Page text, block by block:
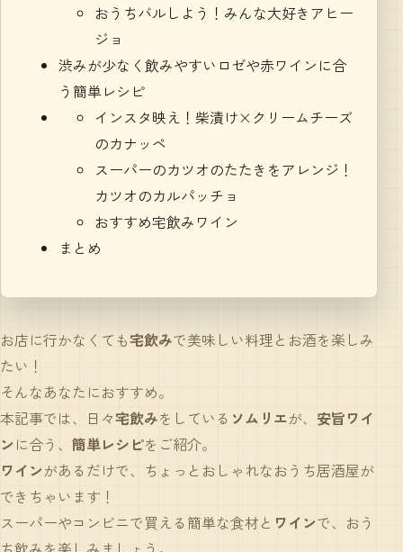
おうちバルしよう！みんな大好きアヒー
ジョ
渋みが少なく飲みやすいロゼや赤ワインに合
う簡単レシピ
インスタ映え！柴漬け×クリームチーズ
のカナッペ
スーパーのカツオのたたきをアレンジ！
カツオのカルパッチョ
おすすめ宅飲みワイン
まとめ
お店に行かなくても宅飲みで美味しい料理とお酒を楽しみ
たい！
そんなあなたにおすすめ。
本記事では、日々宅飲みをしている ソムリエが、 安旨ワイ
ン に合う、 簡単レシピをご紹介。
ワインがあるだけで、ちょっとおしゃれなおうち居酒屋が
できちゃいます！
スーパーやコンビニで買える簡単な食材と ワインで、おう